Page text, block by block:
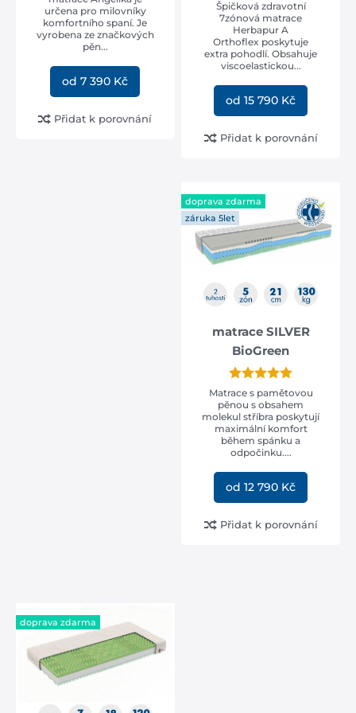
20 cm(7)
23 cm(1)
tuhost matrace
(11)
určena pro milovníky
komfortního spaní. Je
vyrobena ze značkových
pěn...
od 7 390 Kč
Přidat k porovnání
Špičková zdravotní
7zónová matrace
Herbapur A
Orthoflex poskytuje
extra pohodlí. Obsahuje
viscoelastickou...
od 15 790 Kč
Přidat k porovnání
ZDARMA
při nákupu nad 2000,-
doprava zdarma
záruka 5let
matrace SILVER
BioGreen
Matrace s pamětovou
pěnou s obsahem
molekul stříbra poskytují
maximální komfort
během spánku a
odpočinku....
od 12 790 Kč
Přidat k porovnání
doprava zdarma